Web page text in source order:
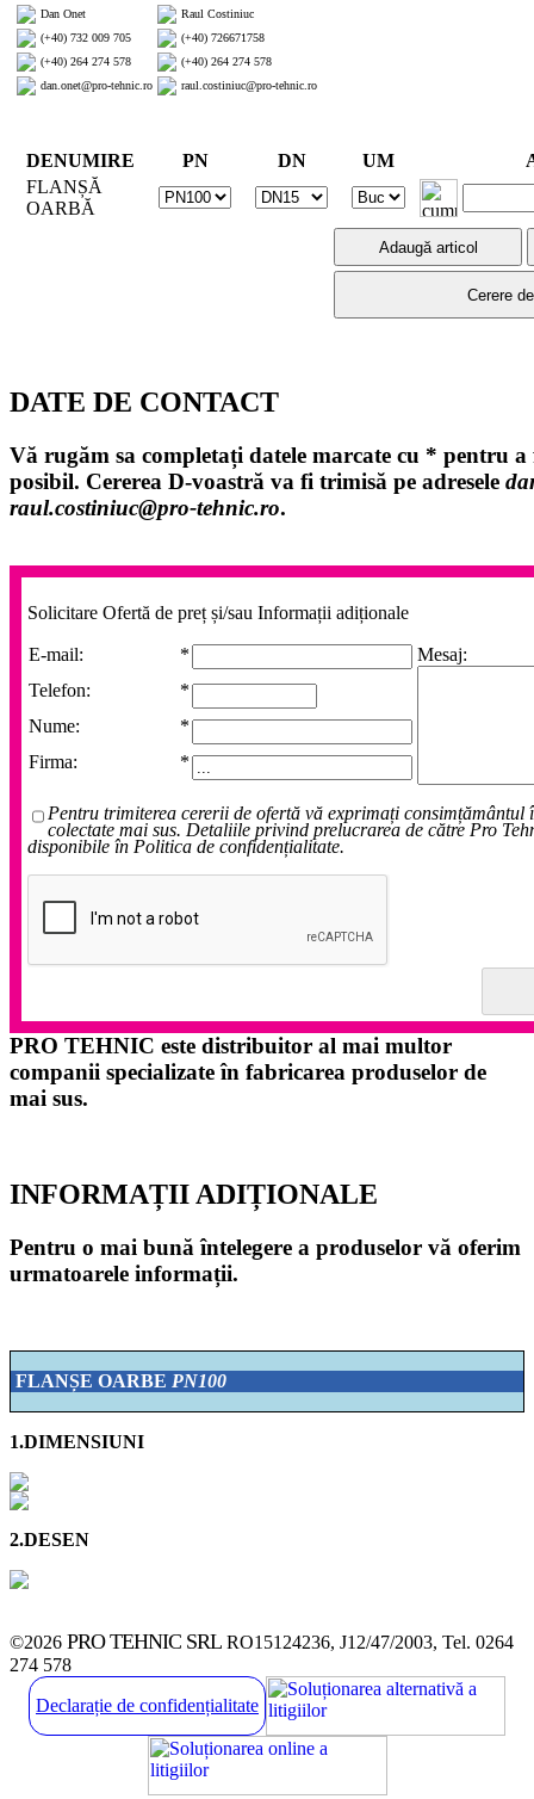
Dan Onet
Raul Costiniuc
(+40) 732 009 705
(+40) 726671758
(+40) 264 274 578
(+40) 264 274 578
dan.onet@pro-tehnic.ro
raul.costiniuc@pro-tehnic.ro
DENUMIRE PN DN UM
FLANȘĂ
OARBĂ
DATE DE CONTACT
Vă rugăm sa completați datele marcate cu * pentru a
posibil. Cererea D-voastră va fi trimisă pe adresele
raul.costiniuc@pro-tehnic.ro.
Solicitare Ofertă de preț și/sau Informații adiționale
E-mail: *
Mesaj:
Telefon:
*
Nume:
*
Firma:
*
Pentru trimiterea cererii de ofertă vă exprimați
colectate mai sus. Detaliile privind prelucrarea de către Pro
disponibile în Politica de confidențialitate.
PRO TEHNIC este distribuitor al mai multor
companii specializate în fabricarea produselor de
mai sus.
INFORMAȚII ADIȚIONALE
Pentru o mai bună întelegere a produselor vă oferim
urmatoarele informații.
FLANȘE OARBE PN100
1.DIMENSIUNI
2.DESEN
©2026 PRO TEHNIC SRL RO15124236, J12/47/2003, Tel. 0264
274 578
Declarație de confidențialitate